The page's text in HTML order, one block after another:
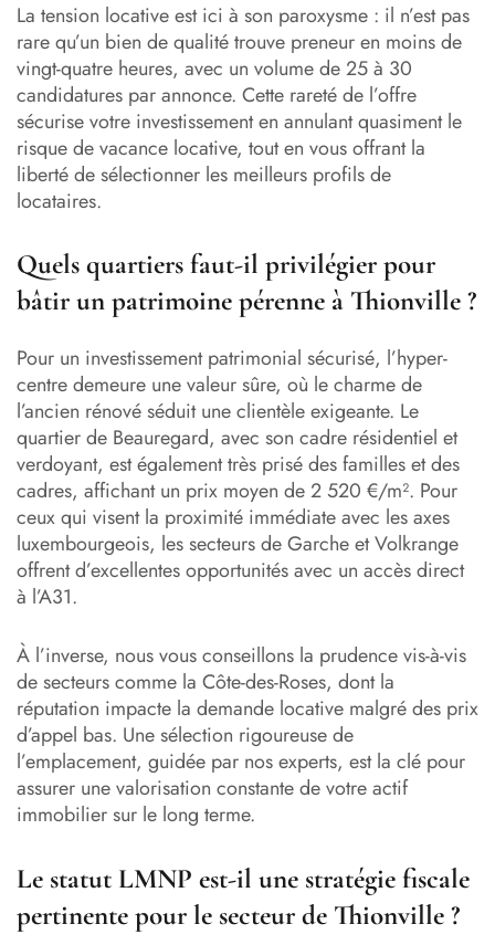
La tension locative est ici à son paroxysme : il n’est pas
rare qu’un bien de qualité trouve preneur en moins de
vingt-quatre heures, avec un volume de 25 à 30
candidatures par annonce. Cette rareté de l’offre
sécurise votre investissement en annulant quasiment le
risque de vacance locative, tout en vous offrant la
liberté de sélectionner les meilleurs profils de
locataires.
Quels quartiers faut-il privilégier pour
bâtir un patrimoine pérenne à Thionville ?
Pour un investissement patrimonial sécurisé, l’hyper-
centre demeure une valeur sûre, où le charme de
l’ancien rénové séduit une clientèle exigeante. Le
quartier de Beauregard, avec son cadre résidentiel et
verdoyant, est également très prisé des familles et des
cadres, affichant un prix moyen de 2 520 €/m². Pour
ceux qui visent la proximité immédiate avec les axes
luxembourgeois, les secteurs de Garche et Volkrange
offrent d’excellentes opportunités avec un accès direct
à l’A31.
À l’inverse, nous vous conseillons la prudence vis-à-vis
de secteurs comme la Côte-des-Roses, dont la
réputation impacte la demande locative malgré des prix
d’appel bas. Une sélection rigoureuse de
l’emplacement, guidée par nos experts, est la clé pour
assurer une valorisation constante de votre actif
immobilier sur le long terme.
Le statut LMNP est-il une stratégie fiscale
pertinente pour le secteur de Thionville ?